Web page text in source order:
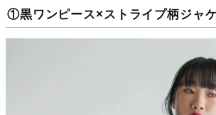
①黒ワンピース×ストライプ柄ジャ